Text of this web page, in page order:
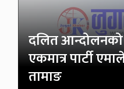
दलित आन्दोलनको
एकमात्र पार्टी
तामाङ